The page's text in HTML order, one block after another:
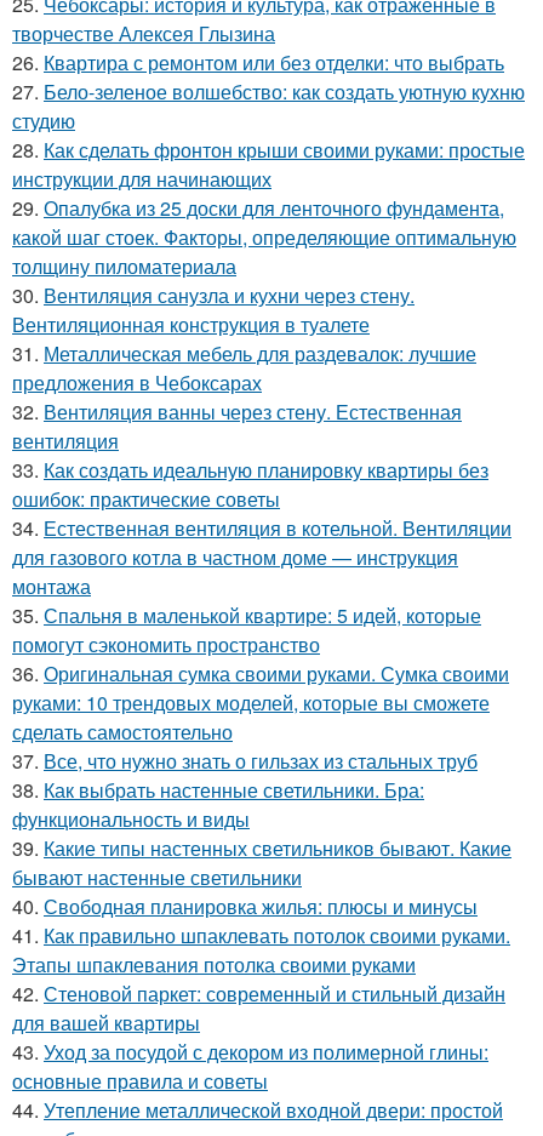
творчестве Алексея Глызина
26. Квартира с ремонтом или без отделки: что выбрать
27. Бело-зеленое волшебство: как создать уютную кухню
студию
28. Как сделать фронтон крыши своими руками: простые
инструкции для начинающих
29. Опалубка из 25 доски для ленточного фундамента,
какой шаг стоек. Факторы, определяющие оптимальную
толщину пиломатериала
30. Вентиляция санузла и кухни через стену.
Вентиляционная конструкция в туалете
31. Металлическая мебель для раздевалок: лучшие
предложения в Чебоксарах
32. Вентиляция ванны через стену. Естественная
вентиляция
33. Как создать идеальную планировку квартиры без
ошибок: практические советы
34. Естественная вентиляция в котельной. Вентиляции
для газового котла в частном доме — инструкция
монтажа
35. Спальня в маленькой квартире: 5 идей, которые
помогут сэкономить пространство
36. Оригинальная сумка своими руками. Сумка своими
руками: 10 трендовых моделей, которые вы сможете
сделать самостоятельно
37. Все, что нужно знать о гильзах из стальных труб
38. Как выбрать настенные светильники. Бра:
функциональность и виды
39. Какие типы настенных светильников бывают. Какие
бывают настенные светильники
40. Свободная планировка жилья: плюсы и минусы
41. Как правильно шпаклевать потолок своими руками.
Этапы шпаклевания потолка своими руками
42. Стеновой паркет: современный и стильный дизайн
для вашей квартиры
43. Уход за посудой с декором из полимерной глины:
основные правила и советы
44. Утепление металлической входной двери: простой